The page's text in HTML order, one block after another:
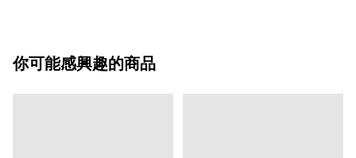
你可能感興趣的商品